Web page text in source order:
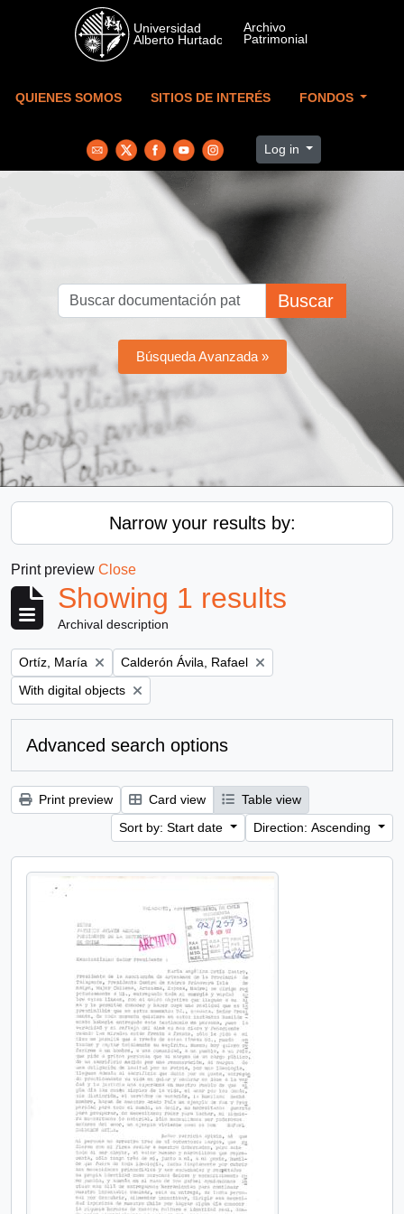
Skip to main content
QUIENES SOMOS SITIOS DE INTERÉS FONDOS
Log in
Buscar
Búsqueda Avanzada »
Narrow your results by:
Print preview Close
Showing 1 results
Archival description
Remove filter:
Ortíz, María Remove filter:
Calderón Ávila, Rafael
Remove filter:
With digital objects
Advanced search options
Print preview Card view
Table view
Sort by: Start date
Direction: Ascending